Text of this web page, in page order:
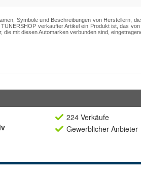
224 Verkäufe
Gewerblicher Anbieter